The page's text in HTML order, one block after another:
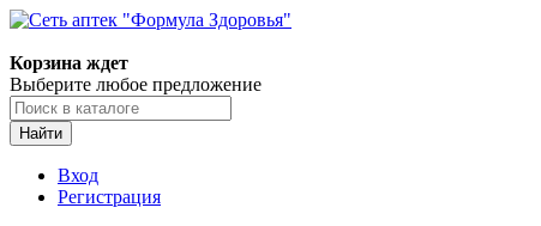
Корзина ждет
Выберите любое предложение
Найти
Вход
Регистрация